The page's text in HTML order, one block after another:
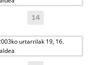
teknologia hori
diguzu.
14